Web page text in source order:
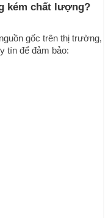
kém chất lượng?
gốc trên thị trường,
tín để đảm bảo: